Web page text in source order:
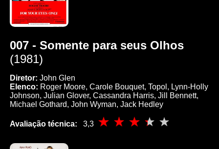
007 - Somente para seus Olhos
(1981)
Diretor: John Glen
Elenco: Roger Moore, Carole Bouquet, Topol, Lynn-Holly
Johnson, Julian Glover, Cassandra Harris, Jill Bennett,
Michael Gothard, John Wyman, Jack Hedley
Avaliação técnica: 3,3